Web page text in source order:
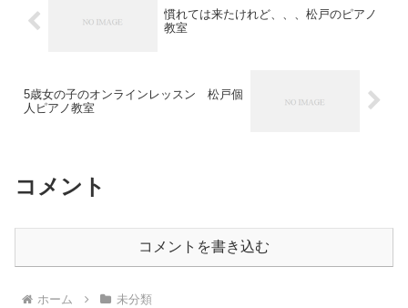
慣れては来たけれど、、、松戸のピアノ
教室
5歳女の子のオンラインレッスン 松戸個
人ピアノ教室
コメント
コメントを書き込む
ホーム 未分類